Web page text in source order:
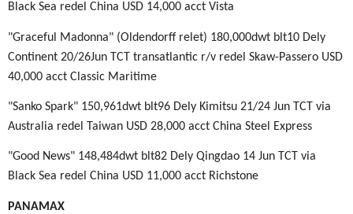
Black Sea redel China USD 14,000 acct Vista
"Graceful Madonna" (Oldendorff relet) 180,000dwt blt10 Dely
Continent 20/26Jun TCT transatlantic r/v redel Skaw-Passero USD
40,000 acct Classic Maritime
"Sanko Spark" 150,961dwt blt96 Dely Kimitsu 21/24 Jun TCT via
Australia redel Taiwan USD 28,000 acct China Steel Express
"Good News" 148,484dwt blt82 Dely Qingdao 14 Jun TCT via
Black Sea redel China USD 11,000 acct Richstone
PANAMAX